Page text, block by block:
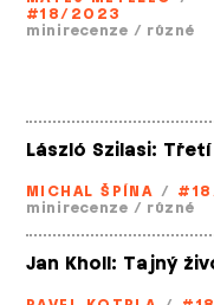
#18/2023
minirecenze / různé
László Szilasi:
MICHAL ŠPÍNA /
minirecenze / různé
Jan Kholl: Tajný